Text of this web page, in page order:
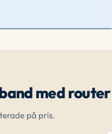
med router
på pris.